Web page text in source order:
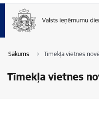
Sākums Tīmekļa vietnes
Tīmekļa vietnes